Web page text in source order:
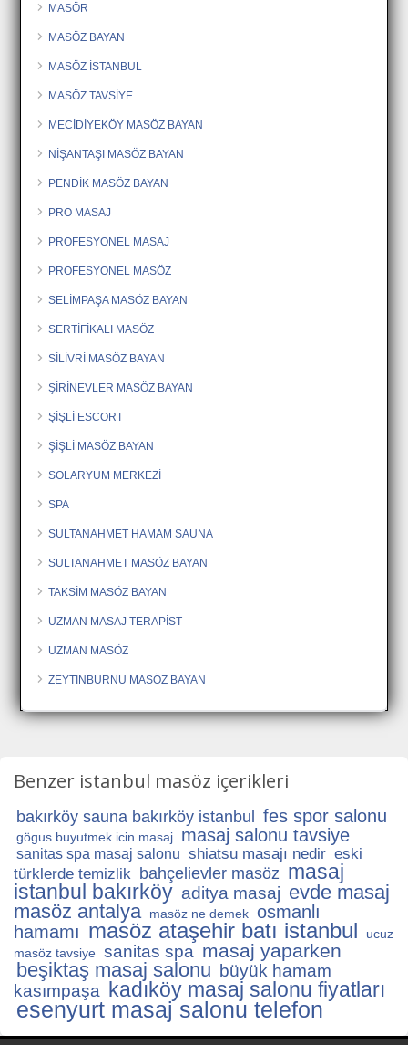
MASÖR
MASÖZ BAYAN
MASÖZ İSTANBUL
MASÖZ TAVSİYE
MECİDİYEKÖY MASÖZ BAYAN
NİŞANTAŞI MASÖZ BAYAN
PENDİK MASÖZ BAYAN
PRO MASAJ
PROFESYONEL MASAJ
PROFESYONEL MASÖZ
SELİMPAŞA MASÖZ BAYAN
SERTİFİKALI MASÖZ
SİLİVRİ MASÖZ BAYAN
ŞİRİNEVLER MASÖZ BAYAN
ŞİŞLİ ESCORT
ŞİŞLİ MASÖZ BAYAN
SOLARYUM MERKEZİ
SPA
SULTANAHMET HAMAM SAUNA
SULTANAHMET MASÖZ BAYAN
TAKSİM MASÖZ BAYAN
UZMAN MASAJ TERAPİST
UZMAN MASÖZ
ZEYTİNBURNU MASÖZ BAYAN
Benzer istanbul masöz içerikleri
bakırköy sauna bakırköy istanbul fes spor salonu
gögus buyutmek icin masaj masaj salonu tavsiye
sanitas spa masaj salonu shiatsu masajı nedir eski
türklerde temizlik bahçelievler masöz masaj
istanbul bakırköy aditya masaj evde masaj
masöz antalya
masöz ne demek osmanlı
hamamı masöz ataşehir batı istanbul
ucuz
masöz tavsiye sanitas spa masaj yaparken
beşiktaş masaj salonu büyük hamam
kasımpaşa kadıköy masaj salonu fiyatları
esenyurt masaj salonu telefon